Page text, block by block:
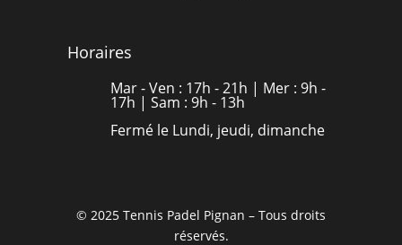
Horaires
Mar - Ven : 17h - 21h | Mer : 9h -
17h | Sam : 9h - 13h
Fermé le Lundi, jeudi, dimanche
© 2025 Tennis Padel Pignan – Tous droits
réservés.